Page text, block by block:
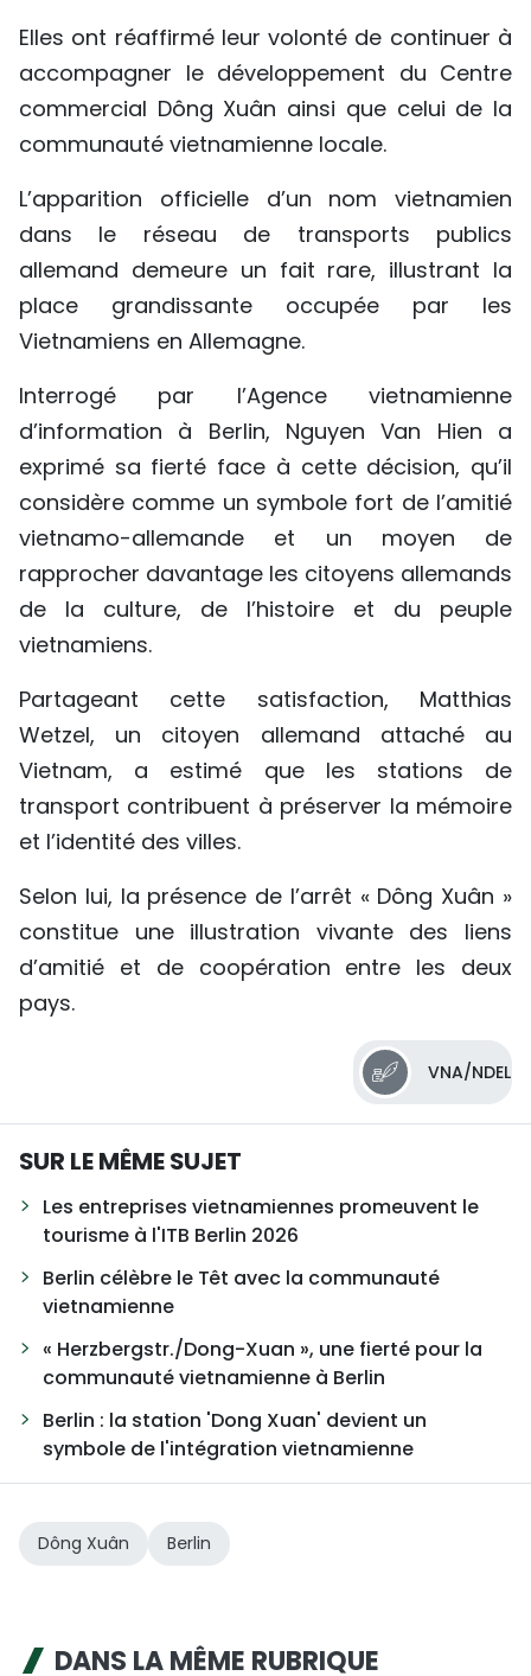
Elles ont réaffirmé leur volonté de continuer à
accompagner le développement du Centre
commercial Dông Xuân ainsi que celui de la
communauté vietnamienne locale.
L’apparition officielle d’un nom vietnamien
dans le réseau de transports publics
allemand demeure un fait rare, illustrant la
place grandissante occupée par les
Vietnamiens en Allemagne.
Interrogé par l’Agence vietnamienne
d’information à Berlin, Nguyen Van Hien a
exprimé sa fierté face à cette décision, qu’il
considère comme un symbole fort de l’amitié
vietnamo-allemande et un moyen de
rapprocher davantage les citoyens allemands
de la culture, de l’histoire et du peuple
vietnamiens.
Partageant cette satisfaction, Matthias
Wetzel, un citoyen allemand attaché au
Vietnam, a estimé que les stations de
transport contribuent à préserver la mémoire
et l’identité des villes.
Selon lui, la présence de l’arrêt « Dông Xuân »
constitue une illustration vivante des liens
d’amitié et de coopération entre les deux
pays.
VNA/NDEL
SUR LE MÊME SUJET
Les entreprises vietnamiennes promeuvent le
tourisme à l'ITB Berlin 2026
Berlin célèbre le Têt avec la communauté
vietnamienne
« Herzbergstr./Dong-Xuan », une fierté pour la
communauté vietnamienne à Berlin
Berlin : la station 'Dong Xuan' devient un
symbole de l'intégration vietnamienne
Dông Xuân Berlin
DANS LA MÊME RUBRIQUE